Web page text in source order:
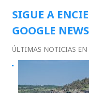
SIGUE A
GOOGLE NEWS
ÚLTIMAS NOTICIAS EN